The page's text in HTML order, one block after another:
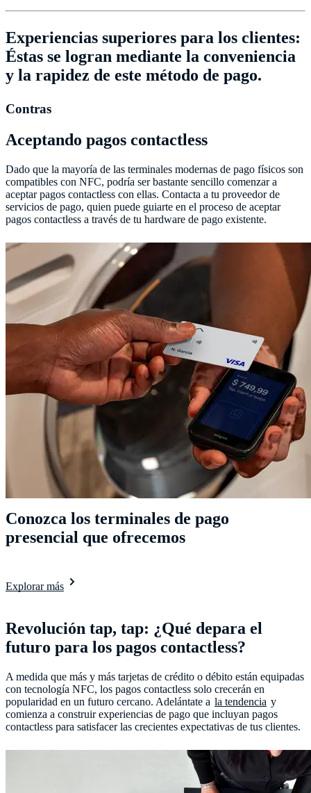
Experiencias superiores para los clientes:
Éstas se logran mediante la conveniencia
y la rapidez de este método de pago.
Contras
Aceptando pagos contactless
Dado que la mayoría de las terminales modernas de pago físicos son
compatibles con NFC, podría ser bastante sencillo comenzar a
aceptar pagos contactless con ellas. Contacta a tu proveedor de
servicios de pago, quien puede guiarte en el proceso de aceptar
pagos contactless a través de tu hardware de pago existente.
Conozca los terminales de pago
presencial que ofrecemos
Explorar más
Revolución tap, tap: ¿Qué depara el
futuro para los pagos contactless?
A medida que más y más tarjetas de crédito o débito están equipadas
con tecnología NFC, los pagos contactless solo crecerán en
popularidad en un futuro cercano. Adelántate a la tendencia y
comienza a construir experiencias de pago que incluyan pagos
contactless para satisfacer las crecientes expectativas de tus clientes.